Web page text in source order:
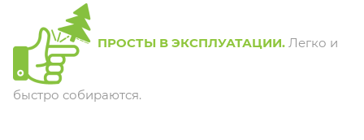
ПРОСТЫ В ЭКСПЛУАТАЦИИ. Легко и
быстро собираются.